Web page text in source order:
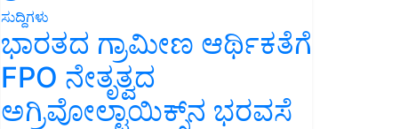
ಸುದ್ದಿಗಳು
ಭಾರತದ ಗ್ರಾಮೀಣ ಆರ್ಥಿಕತೆಗೆ
FPO ನೇತೃತ್ವದ
ಅಗ್ರಿವೋಲ್ಟಾಯಿಕ್ಸ್‌ನ ಭರವಸೆ